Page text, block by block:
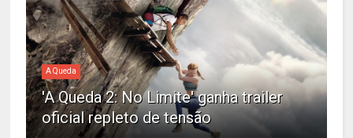
A Queda
'A Queda 2: No Limite' ganha trailer
oficial repleto de tensão